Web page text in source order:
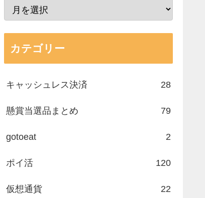
カテゴリー
キャッシュレス決済 28
懸賞当選品まとめ 79
gotoeat 2
ポイ活 120
仮想通貨 22